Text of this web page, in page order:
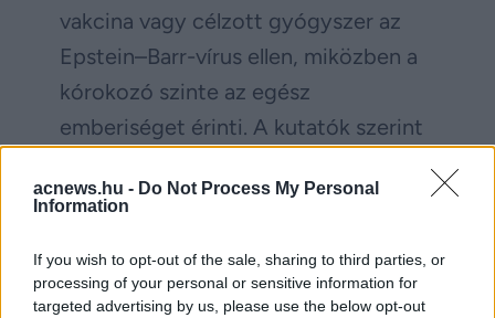
acnews.hu - Do Not Process My Personal
Information
If you wish to opt-out of the sale, sharing to third parties, or
processing of your personal or sensitive information for
targeted advertising by us, please use the below opt-out
vakcina vagy célzott gyógyszer az
Epstein–Barr-vírus ellen, miközben a
kórokozó szinte az egész
emberiséget érinti. A kutatók szerint
fontosak lehetnek azok számára, akik
náluk ugyanis a vírus újraaktiválódása
komoly egészségügyi kockázatot